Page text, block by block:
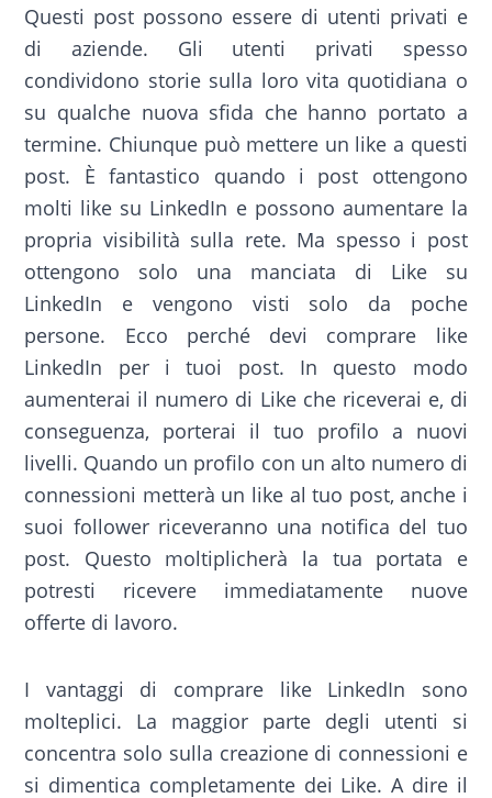
Questi post possono essere di utenti privati e
di aziende. Gli utenti privati spesso
condividono storie sulla loro vita quotidiana o
su qualche nuova sfida che hanno portato a
termine. Chiunque può mettere un like a questi
post. È fantastico quando i post ottengono
molti like su LinkedIn e possono aumentare la
propria visibilità sulla rete. Ma spesso i post
ottengono solo una manciata di Like su
LinkedIn e vengono visti solo da poche
persone. Ecco perché devi comprare like
LinkedIn per i tuoi post. In questo modo
aumenterai il numero di Like che riceverai e, di
conseguenza, porterai il tuo profilo a nuovi
livelli. Quando un profilo con un alto numero di
connessioni metterà un like al tuo post, anche i
suoi follower riceveranno una notifica del tuo
post. Questo moltiplicherà la tua portata e
potresti ricevere immediatamente nuove
offerte di lavoro.
I vantaggi di comprare like LinkedIn sono
molteplici. La maggior parte degli utenti si
concentra solo sulla creazione di connessioni e
si dimentica completamente dei Like. A dire il